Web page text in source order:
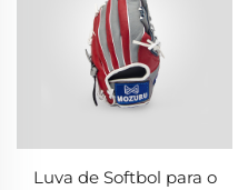
Luva de Softbol para o